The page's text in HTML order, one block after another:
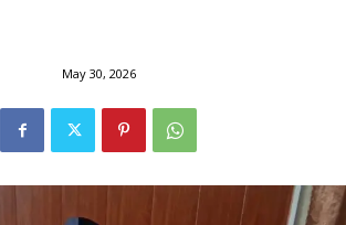
May 30, 2026